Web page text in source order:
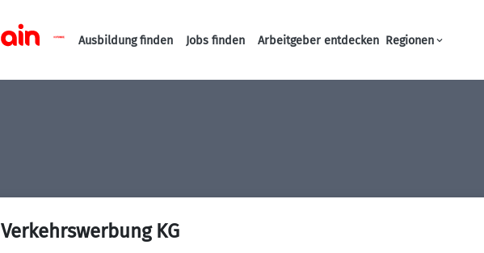
Haupt-Navigation
Ausbildung finden Jobs finden Arbeitgeber entdecken Regionen
KG